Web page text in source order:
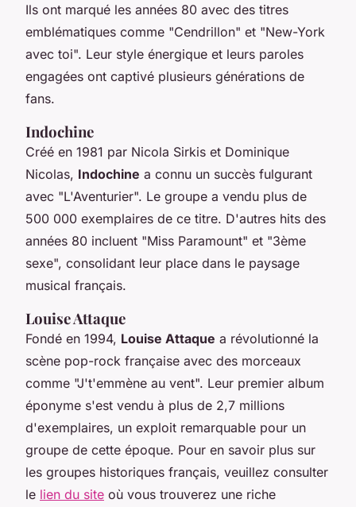
Ils ont marqué les années 80 avec des titres
emblématiques comme "Cendrillon" et "New-York
avec toi". Leur style énergique et leurs paroles
engagées ont captivé plusieurs générations de
fans.
Indochine
Créé en 1981 par Nicola Sirkis et Dominique
Nicolas, Indochine a connu un succès fulgurant
avec "L'Aventurier". Le groupe a vendu plus de
500 000 exemplaires de ce titre. D'autres hits des
années 80 incluent "Miss Paramount" et "3ème
sexe", consolidant leur place dans le paysage
musical français.
Louise Attaque
Fondé en 1994, Louise Attaque a révolutionné la
scène pop-rock française avec des morceaux
comme "J't'emmène au vent". Leur premier album
éponyme s'est vendu à plus de 2,7 millions
d'exemplaires, un exploit remarquable pour un
groupe de cette époque. Pour en savoir plus sur
les groupes historiques français, veuillez consulter
le lien du site où vous trouverez une riche